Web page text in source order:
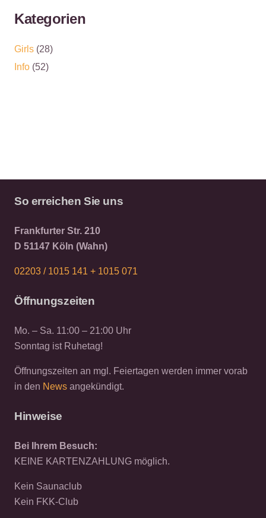
Kategorien
Girls (28)
Info (52)
So erreichen Sie uns
Frankfurter Str. 210
D 51147 Köln (Wahn)
02203 / 1015 141 + 1015 071
Öffnungszeiten
Mo. – Sa. 11:00 – 21:00 Uhr
Sonntag ist Ruhetag!
Öffnungszeiten an mgl. Feiertagen werden immer vorab
in den News angekündigt.
Hinweise
Bei Ihrem Besuch:
KEINE KARTENZAHLUNG möglich.
Kein Saunaclub
Kein FKK-Club